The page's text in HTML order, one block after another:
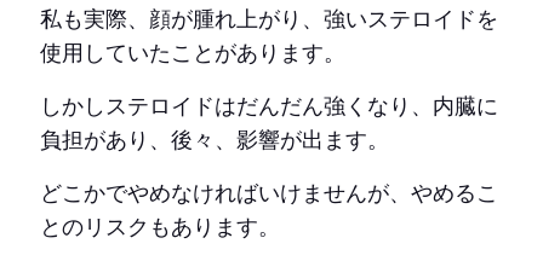
私も実際、顔が腫れ上がり、強いステロイドを
使用していたことがあります。
しかしステロイドはだんだん強くなり、内臓に
負担があり、後々、影響が出ます。
どこかでやめなければいけませんが、やめるこ
とのリスクもあります。